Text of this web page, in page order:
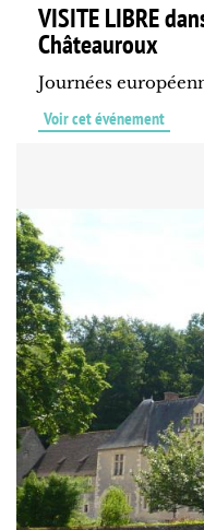
VISITE LIBRE
Châteauroux
Journées
Voir cet événement